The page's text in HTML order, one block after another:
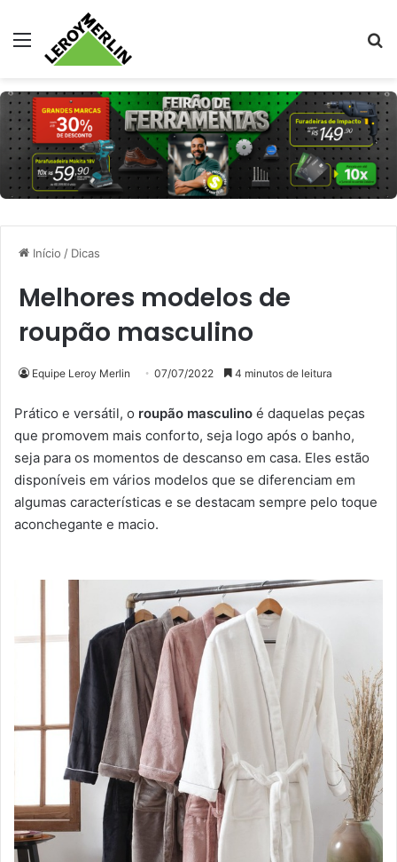
Menu
Início / Dicas
Melhores modelos de
roupão masculino
Equipe Leroy Merlin 07/07/2022 4 minutos de leitura
Prático e versátil, o roupão masculino é daquelas peças
que promovem mais conforto, seja logo após o banho,
seja para os momentos de descanso em casa. Eles estão
disponíveis em vários modelos que se diferenciam em
algumas características e se destacam sempre pelo toque
aconchegante e macio.